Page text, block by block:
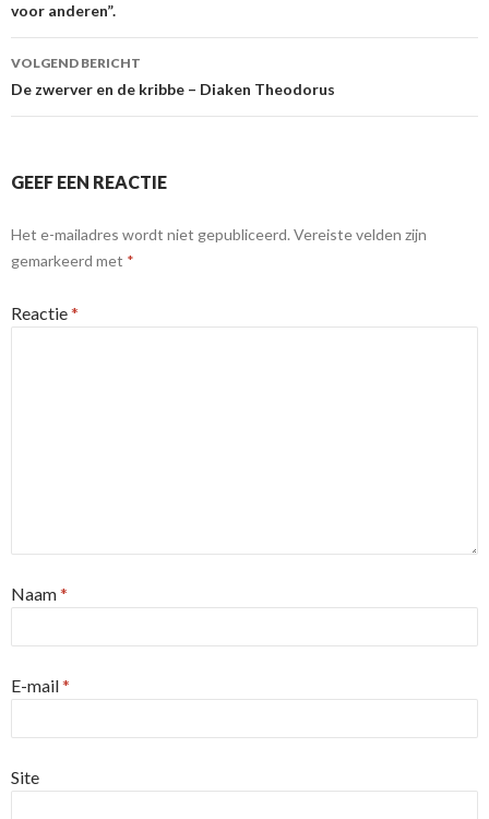
voor anderen”.
VOLGEND BERICHT
De zwerver en de kribbe – Diaken Theodorus
GEEF EEN REACTIE
Het e-mailadres wordt niet gepubliceerd. Vereiste velden zijn
gemarkeerd met *
Reactie*
Naam*
E-mail*
Site